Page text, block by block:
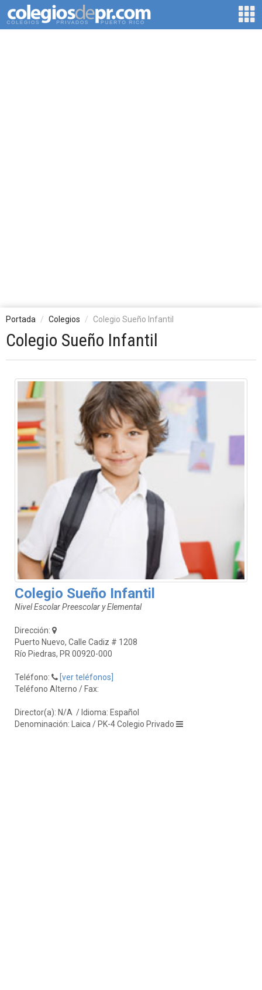
Portada Colegios Colegio Sueño Infantil
Colegio Sueño Infantil
Colegio Sueño Infantil
Nivel Escolar Preescolar y Elemental
Dirección:
Puerto Nuevo, Calle Cadiz # 1208
Río Piedras, PR 00920-000
Teléfono:
[ver teléfonos]
Teléfono Alterno / Fax:
Director(a): N/A / Idioma: Español
Denominación: Laica / PK-4 Colegio Privado